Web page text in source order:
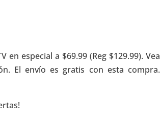
en especial a $69.99 (Reg $129.99). Vea
El envío es gratis con esta compra.